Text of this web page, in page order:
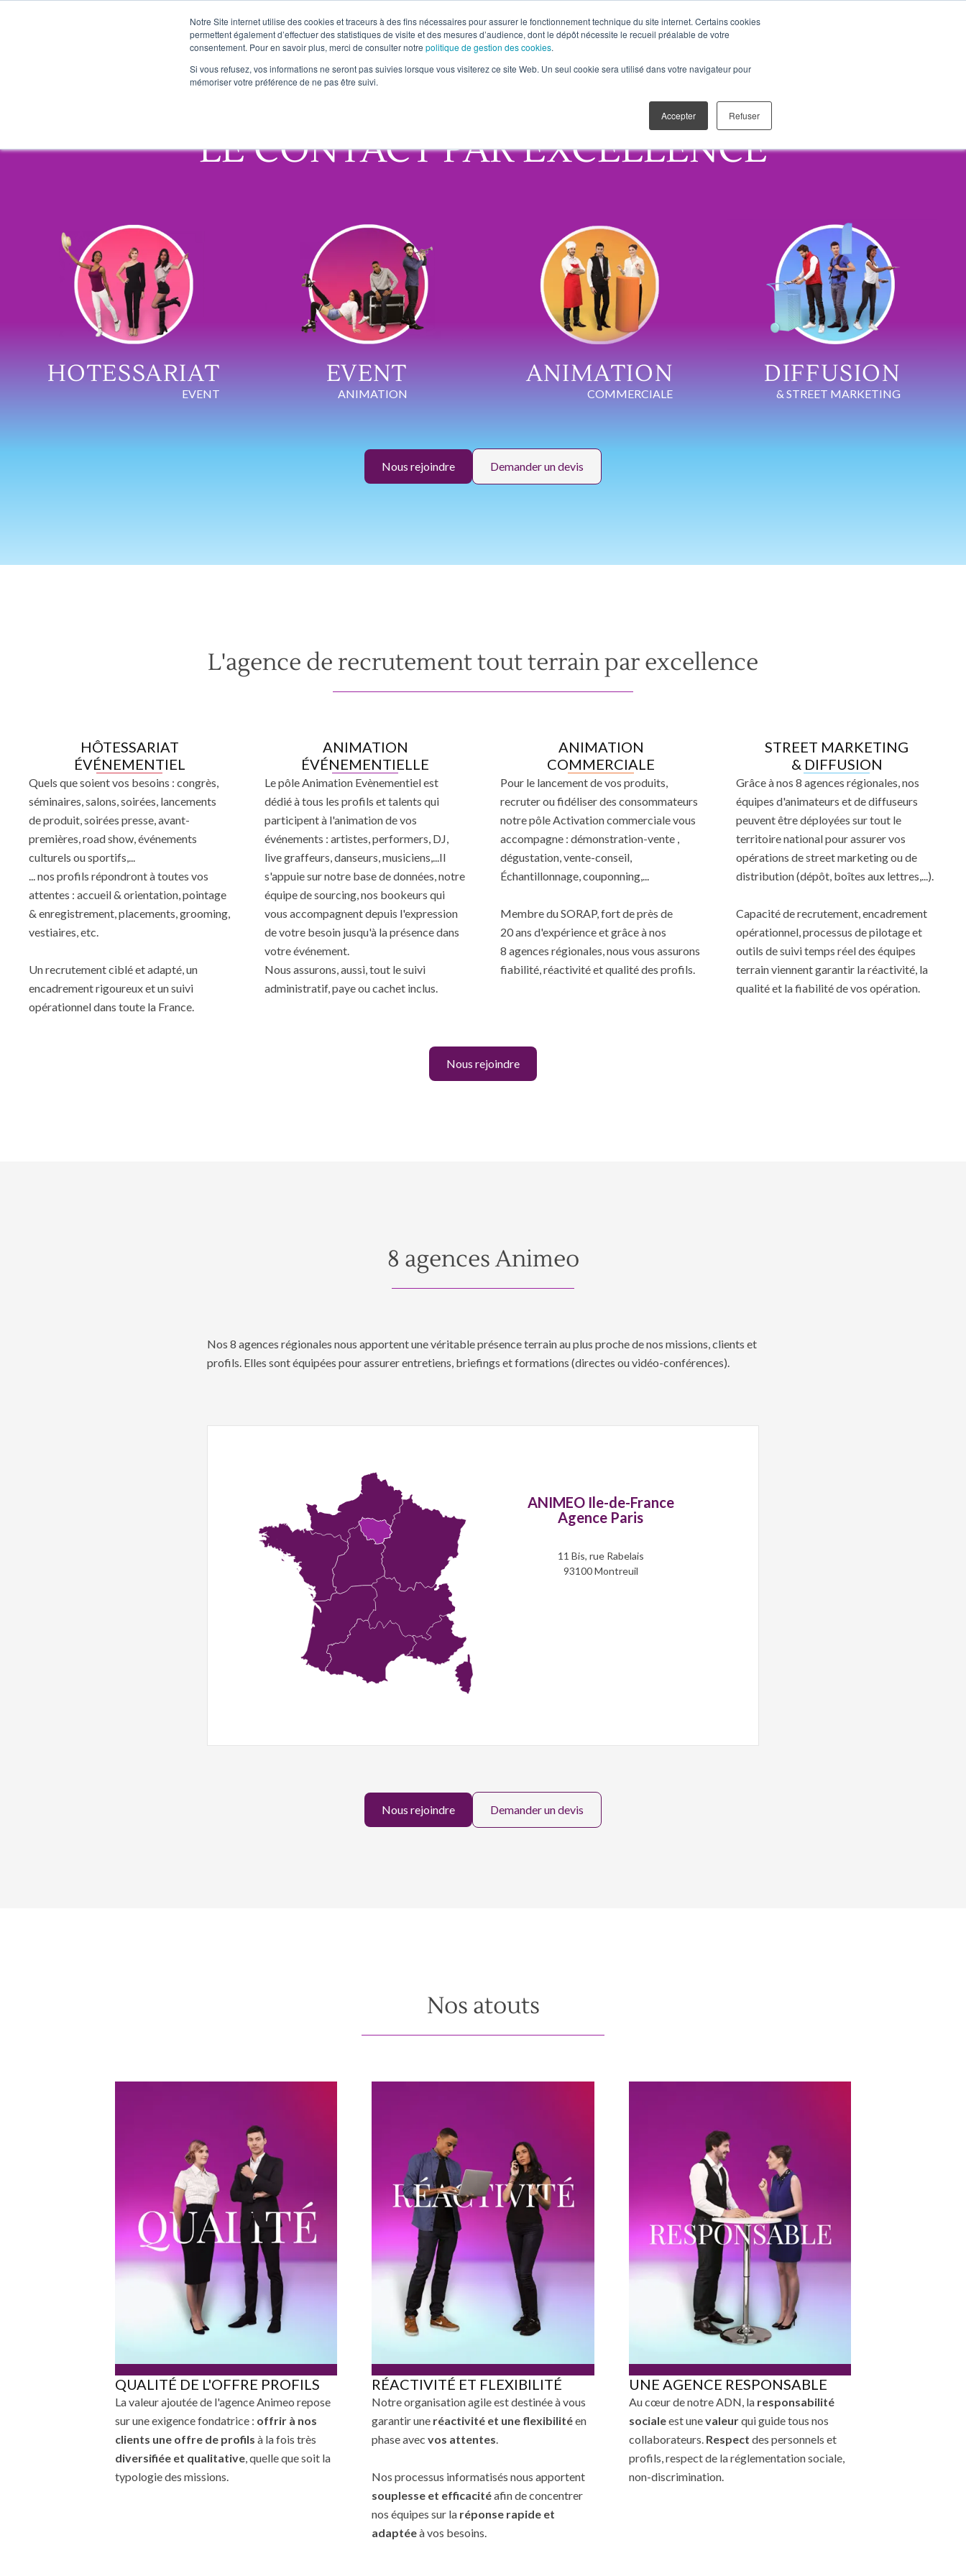
Notre Site internet utilise des cookies et traceurs à des fins nécessaires pour assurer le fonctionnement technique du site internet. Certains cookies
permettent également d’effectuer des statistiques de visite et des mesures d’audience, dont le dépôt nécessite le recueil préalable de votre
consentement. Pour en savoir plus, merci de consulter notre politique de gestion des cookies.
Si vous refusez, vos informations ne seront pas suivies lorsque vous visiterez ce site Web. Un seul cookie sera utilisé dans votre navigateur pour
mémoriser votre préférence de ne pas être suivi.
Accepter Refuser
PôlesAgences
LE CONTACT PAR EXCELLENCE
HOTESSARIAT
EVENT
EVENT
ANIMATION
ANIMATION
COMMERCIALE
DIFFUSION
& STREET MARKETING
Nous rejoindre Demander un devis
L'agence de recrutement tout terrain par excellence
HÔTESSARIAT
ÉVÉNEMENTIEL
Quels que soient vos besoins : congrès,
séminaires, salons, soirées, lancements
de produit, soirées presse, avant-
premières, road show, événements
culturels ou sportifs,...
... nos profils répondront à toutes vos
attentes : accueil & orientation, pointage
& enregistrement, placements, grooming,
vestiaires, etc.
Un recrutement ciblé et adapté, un
encadrement rigoureux et un suivi
opérationnel dans toute la France.
ANIMATION
ÉVÉNEMENTIELLE
Le pôle Animation Evènementiel est
dédié à tous les profils et talents qui
participent à l'animation de vos
événements : artistes, performers, DJ,
live graffeurs, danseurs, musiciens,...Il
s'appuie sur notre base de données, notre
équipe de sourcing, nos bookeurs qui
vous accompagnent depuis l'expression
de votre besoin jusqu'à la présence dans
votre événement.
Nous assurons, aussi, tout le suivi
administratif, paye ou cachet inclus.
ANIMATION
COMMERCIALE
Pour le lancement de vos produits,
recruter ou fidéliser des consommateurs
notre pôle Activation commerciale vous
accompagne : démonstration-vente ,
dégustation, vente-conseil,
Échantillonnage, couponning,...
Membre du SORAP, fort de près de
20 ans d'expérience et grâce à nos
8 agences régionales, nous vous assurons
fiabilité, réactivité et qualité des profils.
STREET MARKETING
& DIFFUSION
Grâce à nos 8 agences régionales, nos
équipes d'animateurs et de diffuseurs
peuvent être déployées sur tout le
territoire national pour assurer vos
opérations de street marketing ou de
distribution (dépôt, boîtes aux lettres,...).
Capacité de recrutement, encadrement
opérationnel, processus de pilotage et
outils de suivi temps réel des équipes
terrain viennent garantir la réactivité, la
qualité et la fiabilité de vos opération.
Nous rejoindre
8 agences Animeo
Nos 8 agences régionales nous apportent une véritable présence terrain au plus proche de nos missions, clients et
profils. Elles sont équipées pour assurer entretiens, briefings et formations (directes ou vidéo-conférences).
ANIMEO Ile-de-France
Agence Paris
11 Bis, rue Rabelais
93100 Montreuil
Nous rejoindre Demander un devis
Nos atouts
QUALITÉ DE L'OFFRE PROFILS
La valeur ajoutée de l'agence Animeo repose
sur une exigence fondatrice : offrir à nos
clients une offre de profils à la fois très
diversifiée et qualitative, quelle que soit la
typologie des missions.
RÉACTIVITÉ ET FLEXIBILITÉ
Notre organisation agile est destinée à vous
garantir une réactivité et une flexibilitéen
phase avecvos attentes.
Nos processus informatisés nous apportent
souplesse et efficacitéafin de concentrer
nos équipes sur la réponse rapide et
adaptéeà vos besoins.
UNE AGENCE RESPONSABLE
Au cœur de notre ADN, la responsabilité
socialeest unevaleurqui guide tous nos
collaborateurs. Respect des personnels et
profils, respect de la réglementation sociale,
non-discrimination.